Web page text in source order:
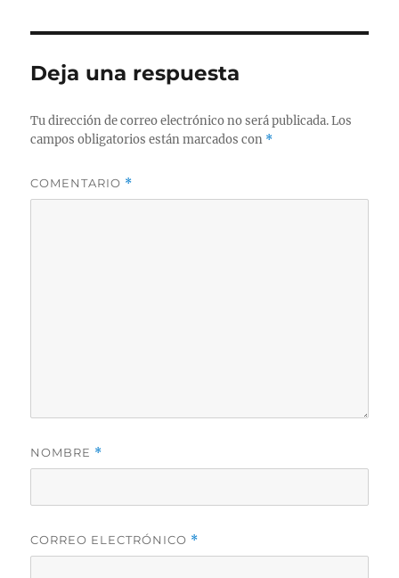
Deja una respuesta
Tu dirección de correo electrónico no será publicada. Los
campos obligatorios están marcados con *
COMENTARIO *
NOMBRE *
CORREO ELECTRÓNICO *